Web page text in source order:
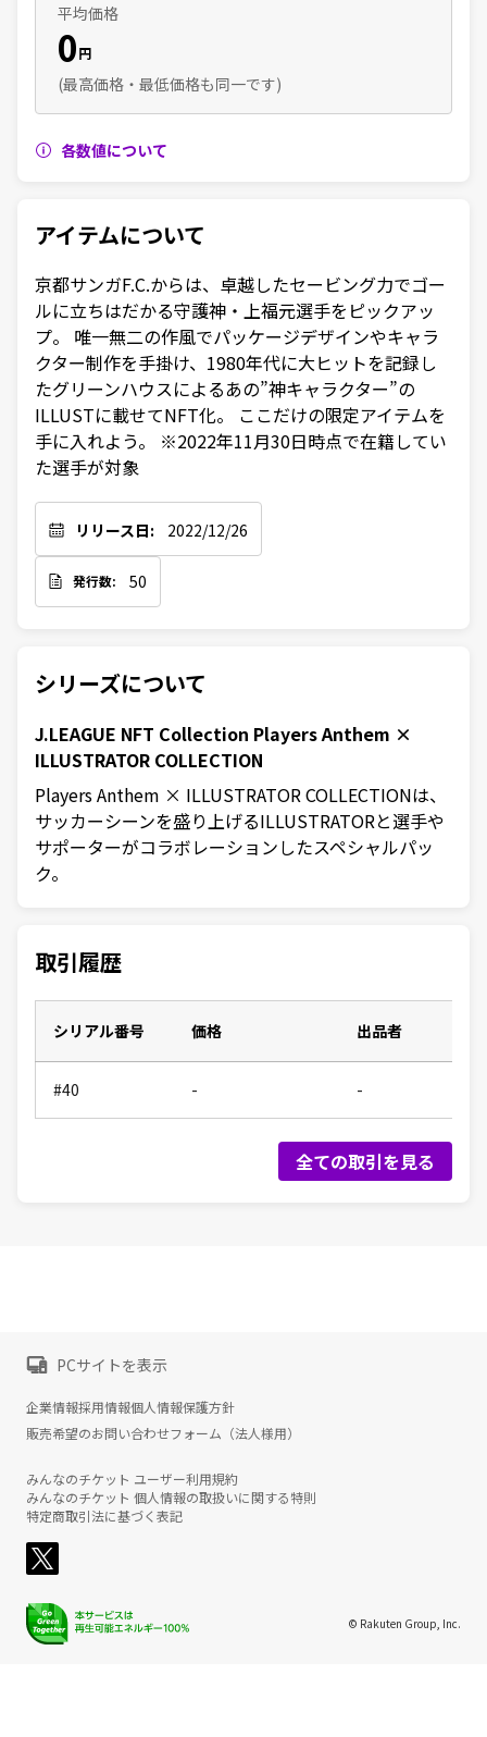
平均価格
0円
(最高価格・最低価格も同一です)
各数値について
アイテムについて
京都サンガF.C.からは、卓越したセービング力でゴー
ルに立ちはだかる守護神・上福元選手をピックアッ
プ。 唯一無二の作風でパッケージデザインやキャラ
クター制作を手掛け、1980年代に大ヒットを記録し
たグリーンハウスによるあの”神キャラクター”の
ILLUSTに載せてNFT化。 ここだけの限定アイテムを
手に入れよう。 ※2022年11月30日時点で在籍してい
た選手が対象
リリース日: 2022/12/26
発行数: 50
シリーズについて
J.LEAGUE NFT Collection Players Anthem ×
ILLUSTRATOR COLLECTION
Players Anthem × ILLUSTRATOR COLLECTIONは、
サッカーシーンを盛り上げるILLUSTRATORと選手や
サポーターがコラボレーションしたスペシャルパッ
ク。
取引履歴
シリアル番号 価格 出品者
#40 - -
全ての取引を見る
PCサイトを表示
企業情報採用情報個人情報保護方針
販売希望のお問い合わせフォーム（法人様用）
みんなのチケット ユーザー利用規約
みんなのチケット 個人情報の取扱いに関する特則
特定商取引法に基づく表記
© Rakuten Group, Inc.